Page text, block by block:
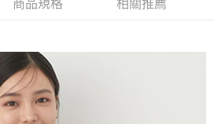
欲分期的期數、繳款截止日，確認付款後即完
用金額請依後續交易確認頁面所載為準。
確認交易或遇審核未通過，訂單將自動取
況，表示未達大哥付你分期系統評分，恕無
品之後才付款」的支付方式。 讓您購物簡單
綁卡、不需儲值。
認證，即可結帳。
商品規格 相關推薦